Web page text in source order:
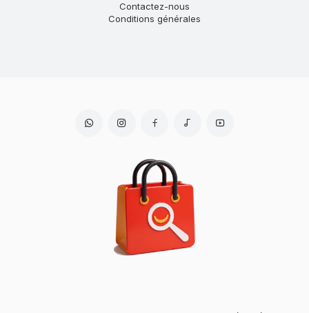
Contactez-nous
Conditions générales